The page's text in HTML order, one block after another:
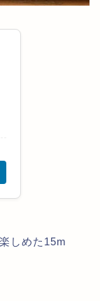
しめた15m